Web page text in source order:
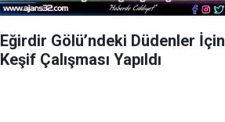
Eğirdir Gölü’ndeki Düdenler İçin
Keşif Çalışması Yapıldı